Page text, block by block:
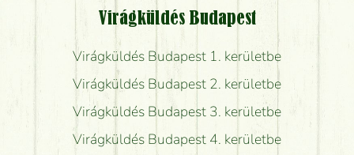
Virágküldés Budapest
Virágküldés Budapest 1. kerületbe
Virágküldés Budapest 2. kerületbe
Virágküldés Budapest 3. kerületbe
Virágküldés Budapest 4. kerületbe